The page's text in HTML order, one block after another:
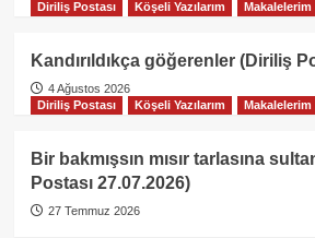
Diriliş Postası
Köşeli Yazılarım Makalelerim
Kandırıldıkça göğerenler (Diriliş
4 Ağustos 2026
Diriliş Postası
Köşeli Yazılarım Makalelerim
Bir bakmışsın mısır tarlasına
Postası 27.07.2026)
27 Temmuz 2026